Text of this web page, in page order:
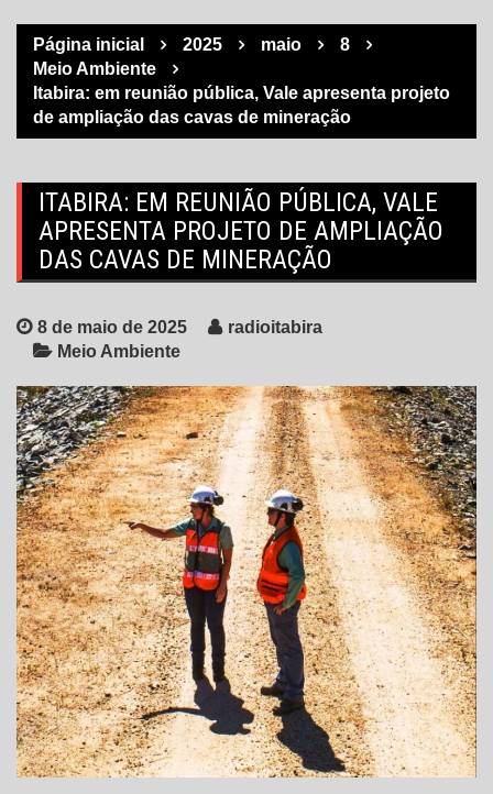
Página inicial 2025 maio
8
Meio Ambiente
Itabira: em reunião pública, Vale apresenta projeto
de ampliação das cavas de mineração
ITABIRA: EM REUNIÃO PÚBLICA, VALE
APRESENTA PROJETO DE AMPLIAÇÃO
DAS CAVAS DE MINERAÇÃO
8 de maio de 2025
radioitabira
Meio Ambiente